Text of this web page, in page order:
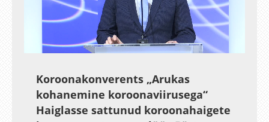
UnmuteLoaded:
4.08%
Esituskiirused
SubtitlesAuto
Koroonakonverents „Arukas
kohanemine koroonaviirusega“
Haiglasse sattunud koroonahaigete